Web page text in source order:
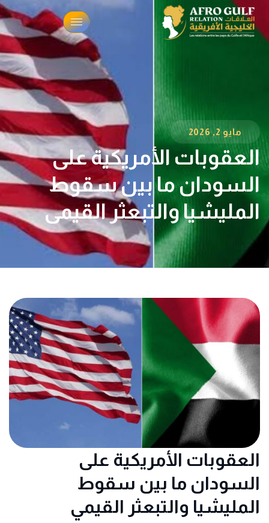
مايو 2, 2026
العقوبات الأمريكية على
السودان ما بين سقوط
المليشيا والتبعثر القيمي
العقوبات الأمريكية على
السودان ما بين سقوط
المليشيا والتبعثر القيمي